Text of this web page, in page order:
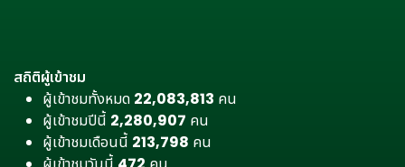
สถิติผู้เข้าชม
ผู้เข้าชมทั้งหมด 22,083,813 คน
ผู้เข้าชมปีนี้ 2,280,907 คน
ผู้เข้าชมเดือนนี้ 213,798 คน